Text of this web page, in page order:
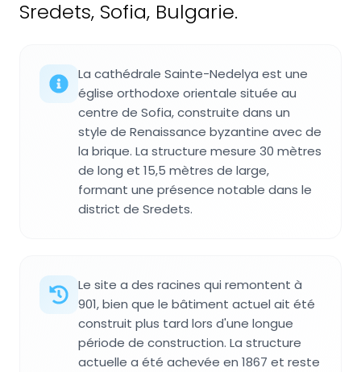
Sredets, Sofia, Bulgarie.
La cathédrale Sainte-Nedelya est une
église orthodoxe orientale située au
centre de Sofia, construite dans un
style de Renaissance byzantine avec de
la brique. La structure mesure 30 mètres
de long et 15,5 mètres de large,
formant une présence notable dans le
district de Sredets.
Le site a des racines qui remontent à
901, bien que le bâtiment actuel ait été
construit plus tard lors d'une longue
période de construction. La structure
actuelle a été achevée en 1867 et reste